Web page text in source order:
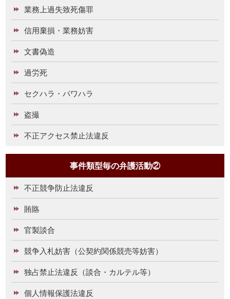
業務上過失致死傷罪
信用棄損・業務妨害
文書偽造
過労死
セクハラ・パワハラ
盗撮
不正アクセス禁止法違反
事件類型毎の弁護活動②
不正競争防止法違反
賄賂
官製談合
競争入札妨害（公契約関係競売等妨害）
独占禁止法違反（談合・カルテル等）
個人情報保護法違反